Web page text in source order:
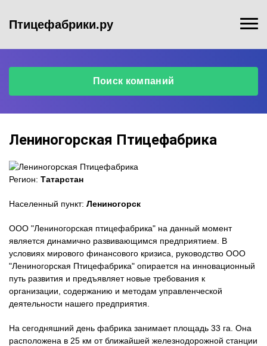
Птицефабрики.ру
Поиск компаний
Лениногорская Птицефабрика
Регион: Татарстан
Населенный пункт: Лениногорск
ООО "Лениногорская птицефабрика" на данный момент
является динамично развивающимся предприятием. В
условиях мирового финансового кризиса, руководство ООО
"Лениногорская Птицефабрика" опирается на инновационный
путь развития и предъявляет новые требования к
организации, содержанию и методам управленческой
деятельности нашего предприятия.
На сегодняшний день фабрика занимает площадь 33 га. Она
расположена в 25 км от ближайшей железнодорожной станции